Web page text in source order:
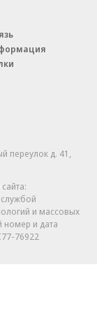
переулок д. 41,
и массовых
номер и дата
76922